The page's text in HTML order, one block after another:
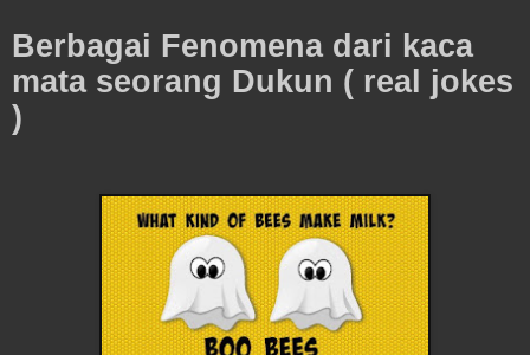
Berbagai Fenomena dari kaca
mata seorang Dukun ( real jokes
)